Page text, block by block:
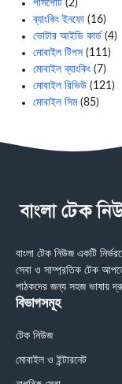
পাসপোর্ট (2)
ব্যাংকিং ইনফো (16)
ভোটার আইডি কার্ড (4)
মোবাইল টিপস (111)
মোবাইল ব্যাংকিং (7)
মোবাইল রিভিউ (121)
মোবাইল সিম(85)
বাংলা টেক নিউজ একটি
সেবা ও সাম্প্রতিক টেক
পাঠকদের জন্য সহজ ভাষায়
বিভাগসমূহ
টেক নিউজ
মোবাইল ও ইন্টারনেট